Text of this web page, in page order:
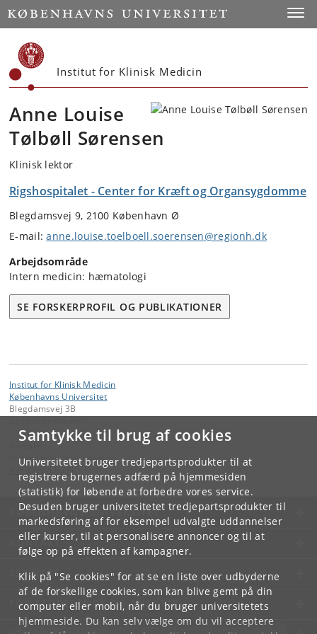
Samtykke til brug af cookies
Universitetet bruger tredjepartsprodukter til at
registrere brugernes adfærd på hjemmesiden
(statistik) for løbende at forbedre vores service.
Desuden bruger universitetet tredjepartsprodukter til
markedsføring af for eksempel udvalgte uddannelser
eller kurser, til at personalisere annoncer og til at
følge op på effekten af kampagner.
Klik på "Se cookies" for at se en liste over udbyderne
af de forskellige cookies, som kan blive gemt på din
computer eller mobil, når du bruger universitetets
hjemmeside. Du kan selv vælge om du vil acceptere
Start
Institut for Klinisk Medicin
Anne Louise
Tølbøll Sørensen
Klinisk lektor
Rigshospitalet - Center for Kræft og Organsygdomme
Blegdamsvej 9, 2100 København Ø
E-mail:anne.louise.toelboell.soerensen@regionh.dk
Arbejdsområde
Intern medicin: hæmatologi
SE FORSKERPROFIL OG PUBLIKATIONER
Institut for Klinisk Medicin
Københavns Universitet
Blegdamsvej 3B
Institut for Klinisk Medicin
KØBENHAVNS UNIVERSITET
KONTAKT
SERVICES
FOR STUDERENDE OG ANSATTE